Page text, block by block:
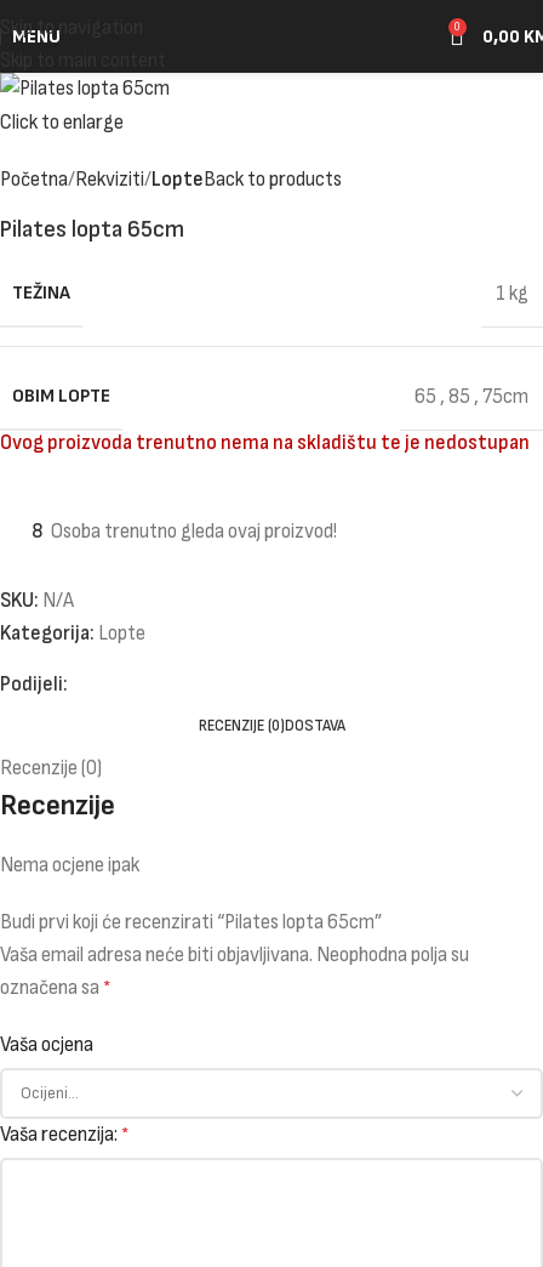
Skip to navigation
MENU 0 0,00
Click to enlarge
Početna Rekviziti LopteBack to products
Pilates lopta 65cm
TEŽINA 1 kg
OBIM LOPTE 65 , 85 , 75cm
Ovog proizvoda trenutno nema na skladištu te je nedostupan
8 Osoba trenutno gleda ovaj proizvod!
SKU: N/A
Kategorija: Lopte
Podijeli:
RECENZIJE (0)DOSTAVA
Recenzije (0)
Recenzije
Nema ocjene ipak
Budi prvi koji će recenzirati “Pilates lopta 65cm”
Vaša email adresa neće biti objavljivana. Neophodna polja su
označena sa *
Vaša ocjena
Vaša recenzija: *